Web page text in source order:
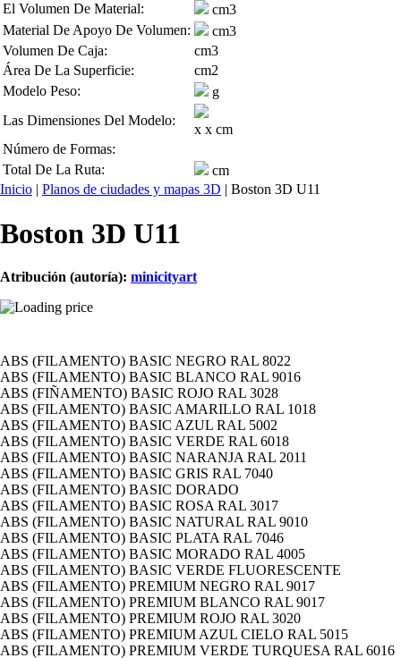
El Volumen De Material:
cm3
Material De Apoyo De Volumen:
cm3
Volumen De Caja:
cm3
Área De La Superficie:
cm2
Modelo Peso:
g
Las Dimensiones Del Modelo:
x x cm
Número de Formas:
Total De La Ruta:
cm
Inicio | Planos de ciudades y mapas 3D | Boston 3D U11
Boston 3D U11
Atribución (autoría): minicityart
ABS (FILAMENTO) BASIC NEGRO RAL 8022
ABS (FILAMENTO) BASIC BLANCO RAL 9016
ABS (FIÑAMENTO) BASIC ROJO RAL 3028
ABS (FILAMENTO) BASIC AMARILLO RAL 1018
ABS (FILAMENTO) BASIC AZUL RAL 5002
ABS (FILAMENTO) BASIC VERDE RAL 6018
ABS (FILAMENTO) BASIC NARANJA RAL 2011
ABS (FILAMENTO) BASIC GRIS RAL 7040
ABS (FILAMENTO) BASIC DORADO
ABS (FILAMENTO) BASIC ROSA RAL 3017
ABS (FILAMENTO) BASIC NATURAL RAL 9010
ABS (FILAMENTO) BASIC PLATA RAL 7046
ABS (FILAMENTO) BASIC MORADO RAL 4005
ABS (FILAMENTO) BASIC VERDE FLUORESCENTE
ABS (FILAMENTO) PREMIUM NEGRO RAL 9017
ABS (FILAMENTO) PREMIUM BLANCO RAL 9017
ABS (FILAMENTO) PREMIUM ROJO RAL 3020
ABS (FILAMENTO) PREMIUM AZUL CIELO RAL 5015
ABS (FILAMENTO) PREMIUM VERDE TURQUESA RAL 6016